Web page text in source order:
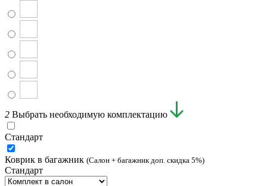
2 Выбрать необходимую комплектацию
Стандарт
Коврик в багажник (Салон + багажник доп. скидка 5%)
Стандарт